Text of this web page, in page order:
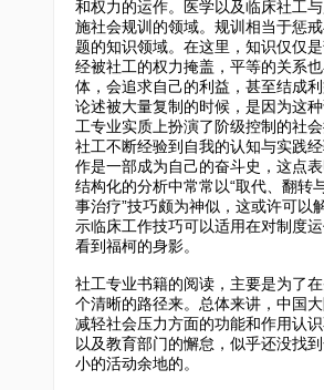
和权力的运作。医学以及临床社工
施社会规训的领域。规训相当于惩
题的知识领域。在这里，知识仅仅
经被社工的权力掩盖，平等的关系
体，会追求自己的利益，甚至结成
论述被大量复制的时候，是因为这
工专业实质上扮演了阶级控制的社
社工不断经验到自我的认知与实践
作是一部成为自己的奋斗史，这点
结构化的分析中常常以“取代、翻转
事治疗”技巧颇为神似，这或许可以
示临床工作技巧可以适用在对制度
看到福柯的身影。
社工专业书籍的阅读，主要是为了
个清晰的路径来。总体来讲，中国
减轻社会压力方面的功能和作用认
以及教育部门的懈怠，似乎还没找
小的活动余地的。